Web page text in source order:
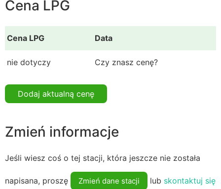
Cena LPG
Cena LPG Data
nie dotyczy Czy znasz cenę?
Dodaj aktualną cenę
Zmień informacje
Jeśli wiesz coś o tej stacji, która jeszcze nie została
napisana, proszę Zmień dane stacji lub skontaktuj się